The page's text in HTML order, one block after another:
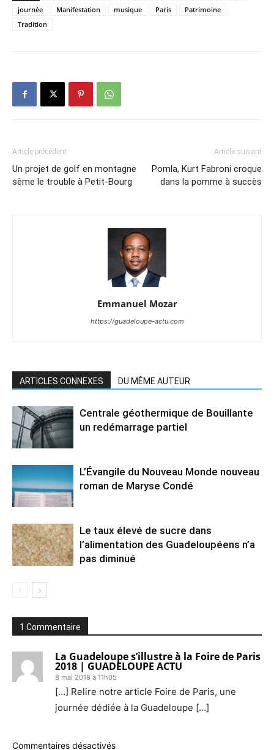
journée
Manifestation musique Paris
Patrimoine
Tradition
Article précédent
Un projet de golf en montagne
sème le trouble à Petit-Bourg
Article suivant
Pomla, Kurt Fabroni croque
dans la pomme à succès
Emmanuel Mozar
https://guadeloupe-actu.com
ARTICLES CONNEXES DU MÊME AUTEUR
Centrale géothermique de Bouillante
un redémarrage partiel
L’Évangile du Nouveau Monde nouveau
roman de Maryse Condé
Le taux élevé de sucre dans
l’alimentation des Guadeloupéens n’a
pas diminué
1 Commentaire
La Guadeloupe s’illustre à la Foire de Paris
2018 | GUADELOUPE ACTU
8 mai 2018 à 11h05
[…] Relire notre article Foire de Paris, une
journée dédiée à la Guadeloupe […]
Commentaires désactivés